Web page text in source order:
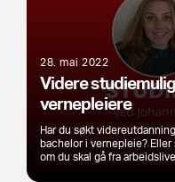
28. mai 2022
Videre
vernepleiere
Har du søkt
bachelor i vernepleie?
om du skal gå fra